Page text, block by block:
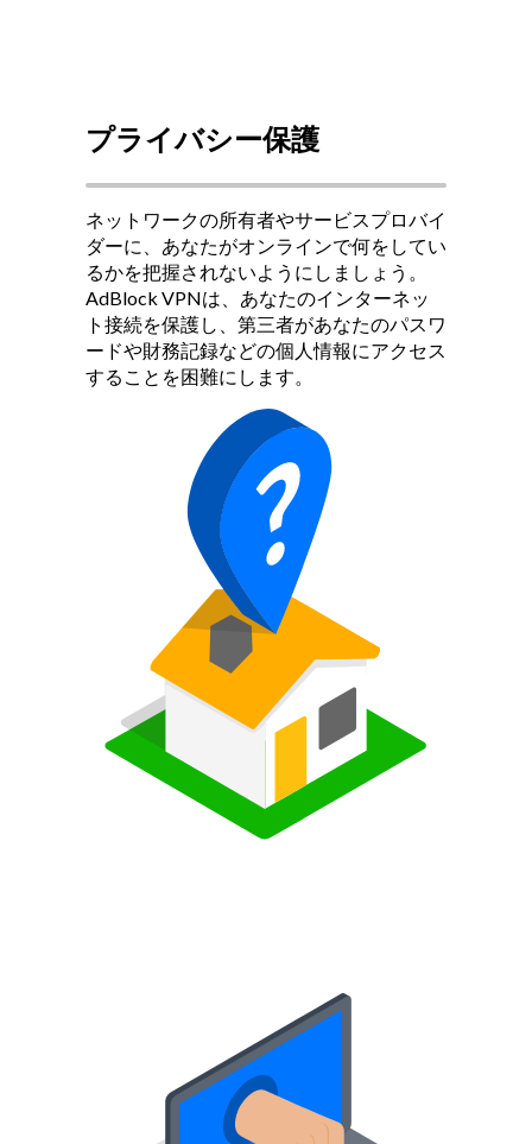
プライバシー保護
ネットワークの所有者やサービスプロバイ
ダーに、あなたがオンラインで何をしてい
るかを把握されないようにしましょう。
AdBlock VPNは、あなたのインターネッ
ト接続を保護し、第三者があなたのパスワ
ードや財務記録などの個人情報にアクセス
することを困難にします。